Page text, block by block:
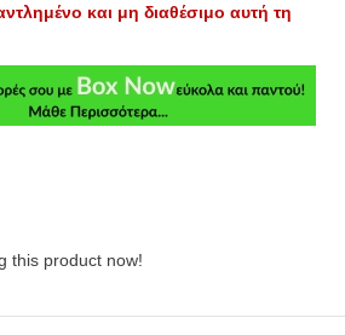
και μη διαθέσιμο αυτή τη
this product now!